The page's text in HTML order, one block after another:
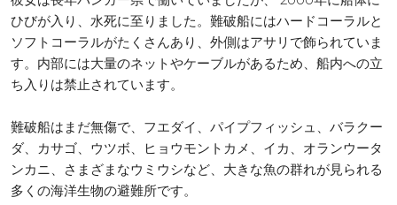
ひびが入り、水死に至りました。難破船にはハードコーラルと
ソフトコーラルがたくさんあり、外側はアサリで飾られていま
す。内部には大量のネットやケーブルがあるため、船内への立
ち入りは禁止されています。
難破船はまだ無傷で、フエダイ、パイプフィッシュ、バラクー
ダ、カサゴ、ウツボ、ヒョウモントカメ、イカ、オランウータ
ンカニ、さまざまなウミウシなど、大きな魚の群れが見られる
多くの海洋生物の避難所です。